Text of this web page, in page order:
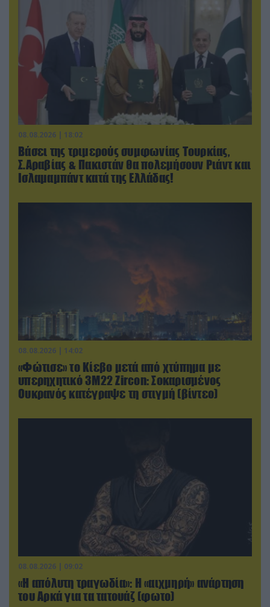
08.08.2026 | 18:02
Βάσει της τριμερούς συμφωνίας Τουρκίας,
Σ.Αραβίας & Πακιστάν θα πολεμήσουν Ριάντ και
Ισλαμαμπάντ κατά της Ελλάδας!
08.08.2026 | 14:02
«Φώτισε» το Κίεβο μετά από χτύπημα με
υπερηχητικό 3M22 Zircon: Σοκαρισμένος
Ουκρανός κατέγραψε τη στιγμή (βίντεο)
08.08.2026 | 09:02
«Η απόλυτη τραγωδία»: Η «αιχμηρή» ανάρτηση
του Αρκά για τα τατουάζ (φωτο)